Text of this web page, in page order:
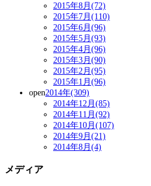
2015年8月(72)
2015年7月(110)
2015年6月(96)
2015年5月(93)
2015年4月(96)
2015年3月(90)
2015年2月(95)
2015年1月(96)
open2014年(309)
2014年12月(85)
2014年11月(92)
2014年10月(107)
2014年9月(21)
2014年8月(4)
メディア